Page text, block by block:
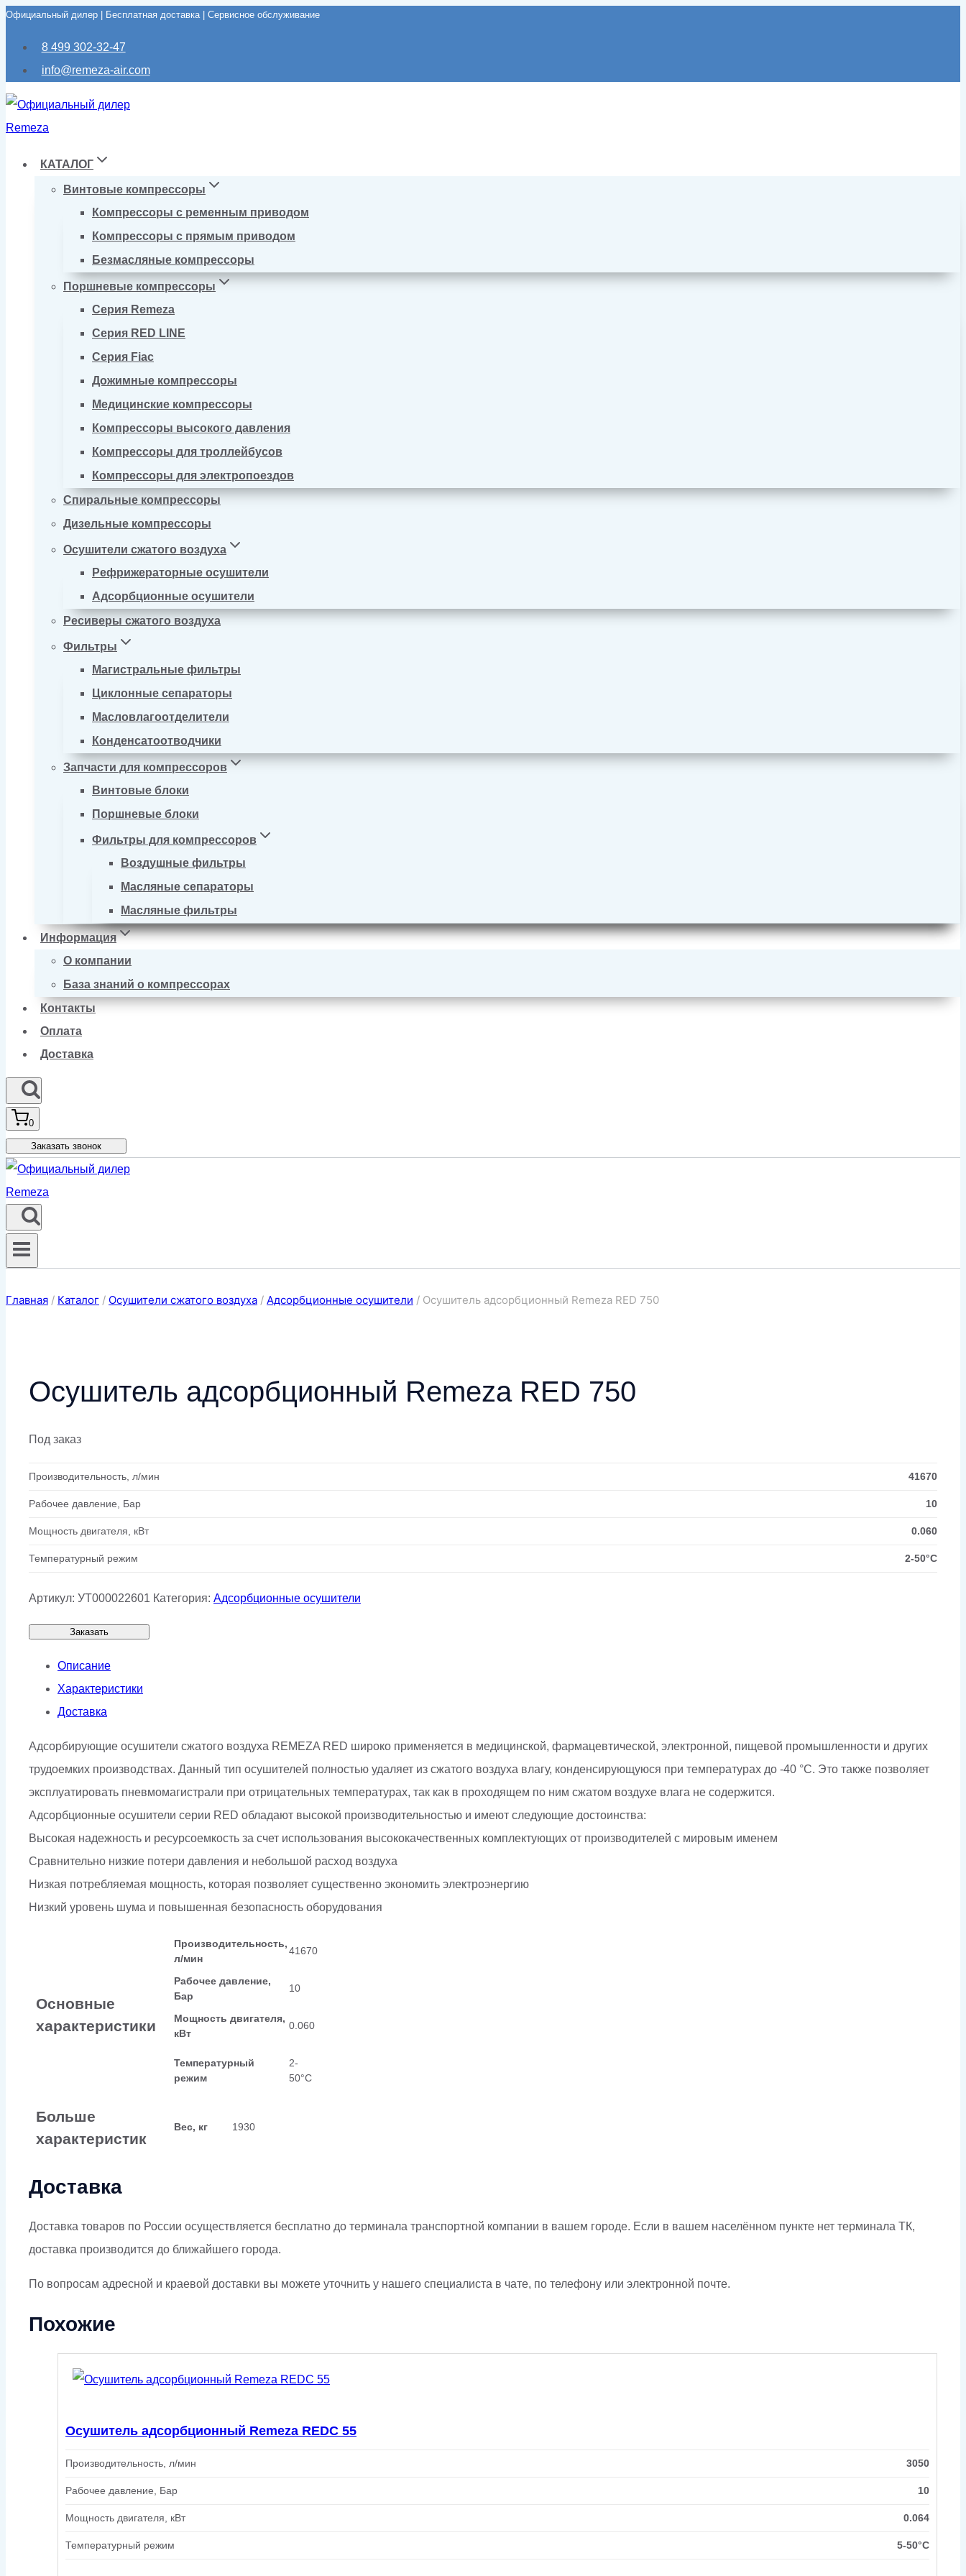
Перейти
Официальный дилер | Бесплатная доставка | Сервисное обслуживание
8 499 302-32-47
info@remeza-air.com
КАТАЛОГ
Винтовые компрессоры
Компрессоры с ременным приводом
Компрессоры с прямым приводом
Безмасляные компрессоры
Поршневые компрессоры
Серия Remeza
Серия RED LINE
Серия Fiac
Дожимные компрессоры
Медицинские компрессоры
Компрессоры высокого давления
Компрессоры для троллейбусов
Компрессоры для электропоездов
Спиральные компрессоры
Дизельные компрессоры
Осушители сжатого воздуха
Рефрижераторные осушители
Адсорбционные осушители
Ресиверы сжатого воздуха
Фильтры
Магистральные фильтры
Циклонные сепараторы
Масловлагоотделители
Конденсатоотводчики
Запчасти для компрессоров
Винтовые блоки
Поршневые блоки
Фильтры для компрессоров
Воздушные фильтры
Масляные сепараторы
Масляные фильтры
Информация
О компании
База знаний о компрессорах
Контакты
Оплата
Доставка
0
Заказать звонок
Главная / Каталог / Осушители сжатого воздуха / Адсорбционные осушители / Осушитель адсорбционный Remeza RED 750
Осушитель адсорбционный Remeza RED 750
Под заказ
Производительность, л/мин 41670
Рабочее давление, Бар 10
Мощность двигателя, кВт 0.060
Температурный режим 2-50°С
Артикул: УТ000022601 Категория: Адсорбционные осушители
Заказать
Описание
Характеристики
Доставка
Адсорбирующие осушители сжатого воздуха REMEZA RED широко применяется в медицинской, фармацевтической, электронной, пищевой промышленности и других
трудоемких производствах. Данный тип осушителей полностью удаляет из сжатого воздуха влагу, конденсирующуюся при температурах до -40 °С. Это также позволяет
эксплуатировать пневмомагистрали при отрицательных температурах, так как в проходящем по ним сжатом воздухе влага не содержится.
Адсорбционные осушители серии RED обладают высокой производительностью и имеют следующие достоинства:
Высокая надежность и ресурсоемкость за счет использования высококачественных комплектующих от производителей с мировым именем
Сравнительно низкие потери давления и небольшой расход воздуха
Низкая потребляемая мощность, которая позволяет существенно экономить электроэнергию
Низкий уровень шума и повышенная безопасность оборудования
Основные
характеристики
Производительность,
л/мин
41670
Рабочее давление,
Бар
10
Мощность двигателя,
кВт
0.060
Температурный
режим
2-
50°С
Больше
характеристик
Вес, кг 1930
Доставка
Доставка товаров по России осуществляется бесплатно до терминала транспортной компании в вашем городе. Если в вашем населённом пункте нет терминала ТК,
доставка производится до ближайшего города.
По вопросам адресной и краевой доставки вы можете уточнить у нашего специалиста в чате, по телефону или электронной почте.
Похожие
Осушитель адсорбционный Remeza REDC 55
Производительность, л/мин 3050
Рабочее давление, Бар 10
Мощность двигателя, кВт 0.064
Температурный режим 5-50°C